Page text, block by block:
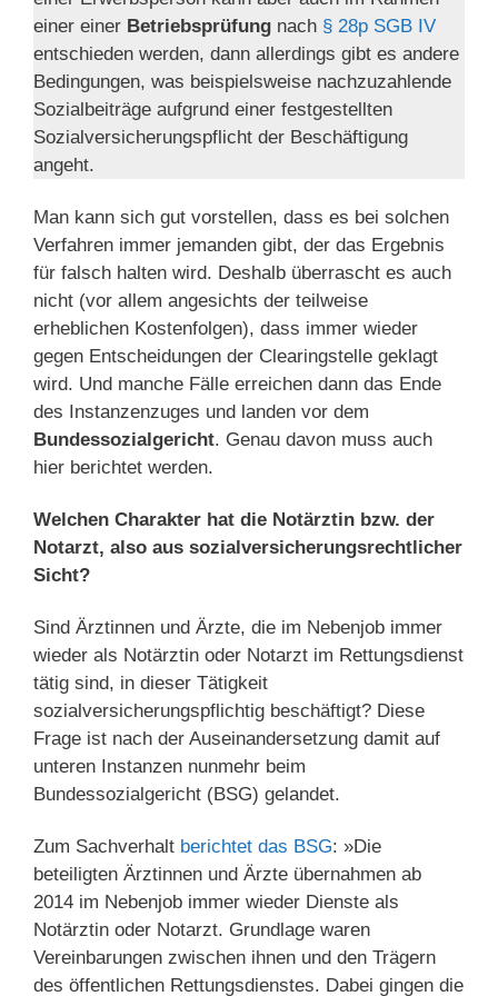
einer einer Betriebsprüfung nach § 28p SGB IV
entschieden werden, dann allerdings gibt es andere
Bedingungen, was beispielsweise nachzuzahlende
Sozialbeiträge aufgrund einer festgestellten
Sozialversicherungspflicht der Beschäftigung
angeht.
Man kann sich gut vorstellen, dass es bei solchen
Verfahren immer jemanden gibt, der das Ergebnis
für falsch halten wird. Deshalb überrascht es auch
nicht (vor allem angesichts der teilweise
erheblichen Kostenfolgen), dass immer wieder
gegen Entscheidungen der Clearingstelle geklagt
wird. Und manche Fälle erreichen dann das Ende
des Instanzenzuges und landen vor dem
Bundessozialgericht. Genau davon muss auch
hier berichtet werden.
Welchen Charakter hat die Notärztin bzw. der
Notarzt, also aus sozialversicherungsrechtlicher
Sicht?
Sind Ärztinnen und Ärzte, die im Nebenjob immer
wieder als Notärztin oder Notarzt im Rettungsdienst
tätig sind, in dieser Tätigkeit
sozialversicherungspflichtig beschäftigt? Diese
Frage ist nach der Auseinandersetzung damit auf
unteren Instanzen nunmehr beim
Bundessozialgericht (BSG) gelandet.
Zum Sachverhalt berichtet das BSG: »Die
beteiligten Ärztinnen und Ärzte übernahmen ab
2014 im Nebenjob immer wieder Dienste als
Notärztin oder Notarzt. Grundlage waren
Vereinbarungen zwischen ihnen und den Trägern
des öffentlichen Rettungsdienstes. Dabei gingen die